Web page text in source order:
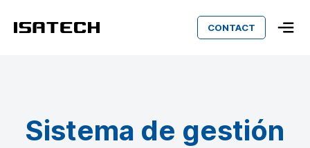
Isatech CONTACT
Sistema de gestión